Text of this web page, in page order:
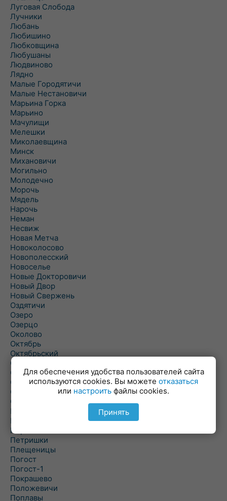
Луговая Слобода
Лучники
Любань
Любишино
Любковщина
Любушаны
Людвиново
Лядно
Малые Городятичи
Малые Нестановичи
Марьина Горка
Марьино
Мачулищи
Мелешки
Миколаевщина
Минск
Михановичи
Могильно
Молодечно
Морочь
Мядель
Нарочь
Неман
Несвиж
Новая Метча
Новоколосово
Новополесский
Новоселье
Новые Докторовичи
Новый Двор
Новый Свержень
Оздятичи
Озеро
Озерцо
Околово
Октябрь
Октябрьский
Олехновичи
Омговичи
Оношки
Осовец
Острошицкий Городок
Пасека
Пастовичи
Першаи
Петришки
Плещеницы
Погост
Погост-1
Покрашево
Положевичи
Поплавы
Для обеспечения удобства пользователей сайта
используются cookies. Вы можете отказаться
или настроить файлы cookies.
Принять